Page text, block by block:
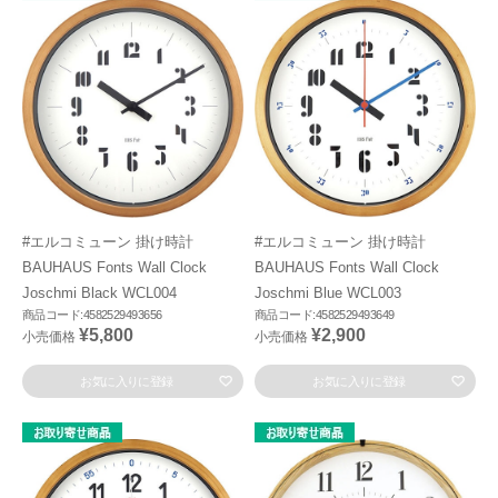
#エルコミューン 掛け時計
BAUHAUS Fonts Wall Clock
Joschmi Black WCL004
商品コード:4582529493656
小売価格 ¥5,800
お気に入りに登録
#エルコミューン 掛け時計
BAUHAUS Fonts Wall Clock
Joschmi Blue WCL003
商品コード:4582529493649
小売価格 ¥2,900
お気に入りに登録